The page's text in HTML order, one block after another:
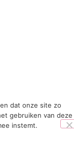
dat onze site zo
gebruiken van deze
instemt.